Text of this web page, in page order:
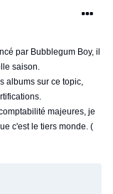
par Bubblegum Boy, il
saison.
albums sur ce topic,
majeures, je
c'est le tiers monde. (